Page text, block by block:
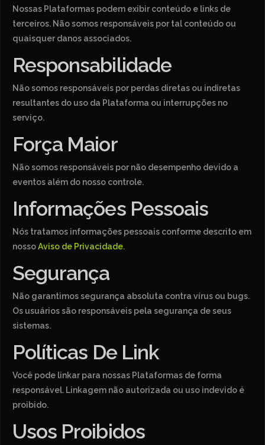
Nossas Plataformas podem exibir conteúdo e links de
terceiros. Não somos responsáveis por tal conteúdo ou
quaisquer danos associados.
Responsabilidade
Não somos responsáveis por perdas diretas ou indiretas
resultantes do uso da Plataforma ou interrupções no
serviço.
Força Maior
Não somos responsáveis por não desempenho devido a
eventos além do nosso controle.
Informações Pessoais
Nós tratamos informações pessoais conforme descrito em
nossoAviso de Privacidade.
Segurança
Não garantimos segurança absoluta contra vírus ou bugs.
Os usuários são responsáveis pela segurança de seus
sistemas.
Políticas De Link
Você pode linkar para nossas Plataformas de forma
responsável. Linkagem não autorizada ou uso indevido é
proibido.
Usos Proibidos